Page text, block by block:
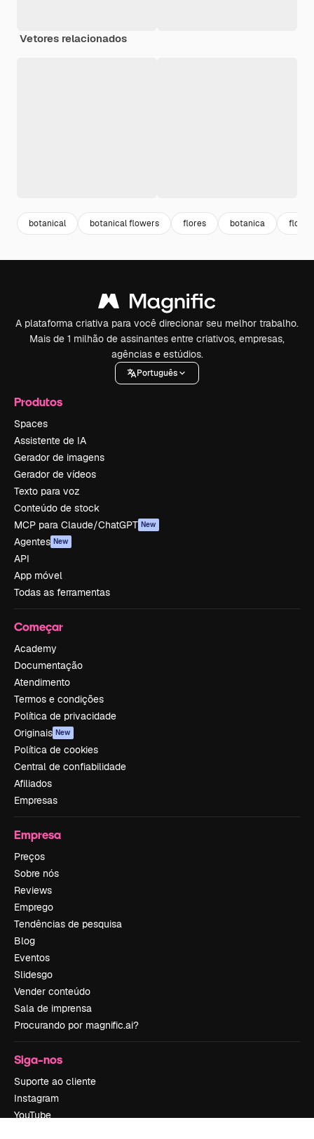
Vetores relacionados
botanical botanical flowers flores botanica
A plataforma criativa para você direcionar seu melhor trabalho.
Mais de 1 milhão de assinantes entre criativos, empresas,
agências e estúdios.
Português
Produtos
Spaces
Assistente de IA
Gerador de imagens
Gerador de vídeos
Texto para voz
Conteúdo de stock
MCP para Claude/ChatGPT New
Agentes New
API
App móvel
Todas as ferramentas
Começar
Academy
Documentação
Atendimento
Termos e condições
Política de privacidade
Originais New
Política de cookies
Central de confiabilidade
Afiliados
Empresas
Empresa
Preços
Sobre nós
Reviews
Emprego
Tendências de pesquisa
Blog
Eventos
Slidesgo
Vender conteúdo
Sala de imprensa
Procurando por magnific.ai?
Siga-nos
Suporte ao cliente
Instagram
YouTube